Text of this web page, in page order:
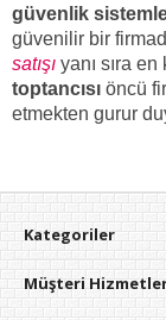
güvenlik
güvenilir bir
satışı yanı sıra en
toptancısı öncü
etmekten
Kategoriler
Müşteri